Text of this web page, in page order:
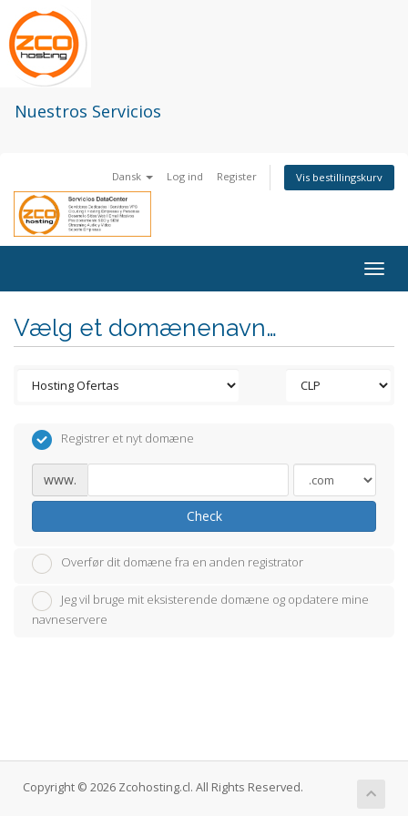
Nuestros Servicios
Dansk Log ind Register Vis bestillingskurv
Vælg et domænenavn…
Registrer et nyt domæne
www.
Check
Overfør dit domæne fra en anden registrator
Jeg vil bruge mit eksisterende domæne og opdatere mine
navneservere
Copyright © 2026 Zcohosting.cl. All Rights Reserved.